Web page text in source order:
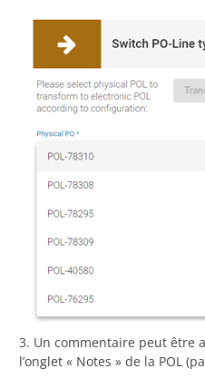
3. Un commentaire peut être
l’onglet « Notes » de la POL